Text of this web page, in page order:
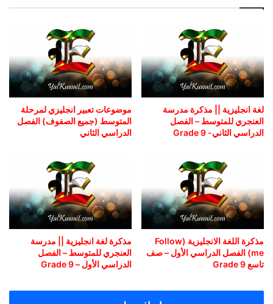
لغة انجليزية || مذكرة مدرسة
العنجري للمتوسط – الفصل
الدراسي الثاني- Grade 9
موضوعات تعبير انجليزي لمرحلة
المتوسط (جميع الصفوف) الفصل
الدراسي الثاني
مذكرة اللغة الانجليزية (Follow
me) الفصل الدراسي الأول – صف
تاسع Grade 9
مذكرة لغة انجليزية || مدرسة
العنجري للمتوسط – الفصل
الدراسي الأول – Grade 9